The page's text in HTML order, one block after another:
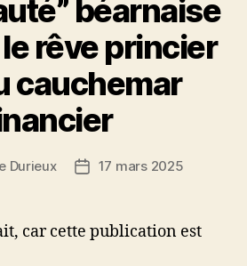
béarnaise
rêve princier
cauchemar
Durieux
Date17 mars 2025
car cette publication est